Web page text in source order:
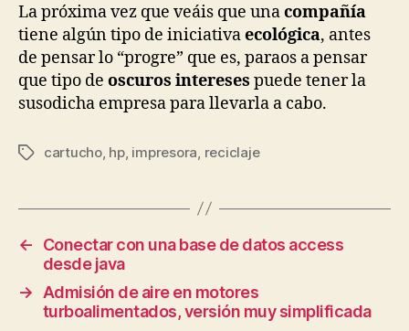
La próxima vez que veáis que unacompañía
tiene algún tipo de iniciativaecológica, antes
de pensar lo “progre” que es, paraos a pensar
que tipo de oscuros intereses puede tener la
susodicha empresa para llevarla a cabo.
Tagscartucho, hp, impresora reciclaje
←
Conectar con una base de datos access
desde java
→
Admisión de aire en motores
turboalimentados, versión muy simplificada